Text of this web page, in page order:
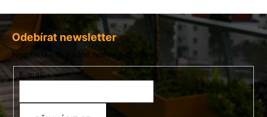
Z
á
p
a
t
í
Odebírat newsletter
Nezmeškejte žádné novinky či slevy!
E-mail